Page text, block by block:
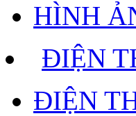
HÌNH
ĐIỆN
ĐIỆN